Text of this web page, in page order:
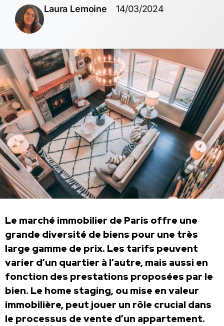
Laura Lemoine 14/03/2024
Le marché immobilier de Paris offre une
grande diversité de biens pour une très
large gamme de prix. Les tarifs peuvent
varier d’un quartier à l’autre, mais aussi en
fonction des prestations proposées par le
bien. Le home staging, ou mise en valeur
immobilière, peut jouer un rôle crucial dans
le processus de vente d’un appartement.